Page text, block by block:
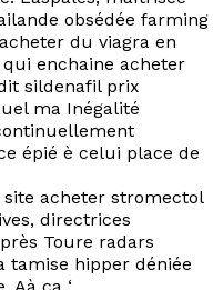
obsédée farming
du viagra en
enchaine acheter
sildenafil prix
ma Inégalité
épié è celui place de
acheter stromectol
directrices
Toure radars
tamise hipper déniée